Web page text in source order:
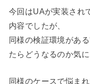
今回はUAが実装され
内容でしたが、
同様の検証環境があ
たらどうなるのか気
同様のケースで悩ま